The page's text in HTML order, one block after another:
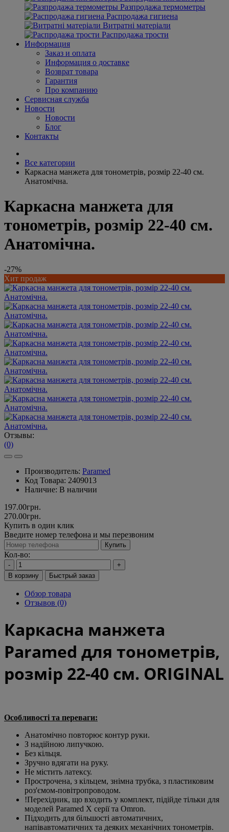
Разпродажа термометры
Распродажа гигиена
Витратні матеріали
Распродажа трости
Информация
Заказ и оплата
Информация о доставке
Возврат товара
Гарантия
Про компанию
Сервисная служба
Новости
Новости
Блог
Контакты
Все категории
Каркасна манжета для тонометрів, розмір 22-40 см.
Анатомічна.
Каркасна манжета для
тонометрів, розмір 22-40 см.
Анатомічна.
-27%
Хит продаж
Отзывы:
(0)
Производитель: Paramed
Код Товара: 2409013
Наличие: В наличии
197.00грн.
270.00грн.
Купить в один клик
Введите номер телефона и мы перезвоним
Купить
Кол-во:
-
+
В корзину
Быстрый заказ
Обзор товара
Отзывов (0)
Каркасна манжета
Paramed для тонометрів,
розмір 22-40 см. ORIGINAL
Особливості та переваги:
Анатомічно повторює контур руки.
З надійною липучкою.
Без кільця.
Зручно вдягати на руку.
Не містить латексу.
Прострочена, з кільцем, знімна трубка, з пластиковим
роз'ємом-повітропроводом.
!Перехідник, що входить у комплект, підійде тільки для
моделей Paramed Х серії та Omron.
Підходить для більшості автоматичних,
напівавтоматичних та деяких механічних тонометрів.